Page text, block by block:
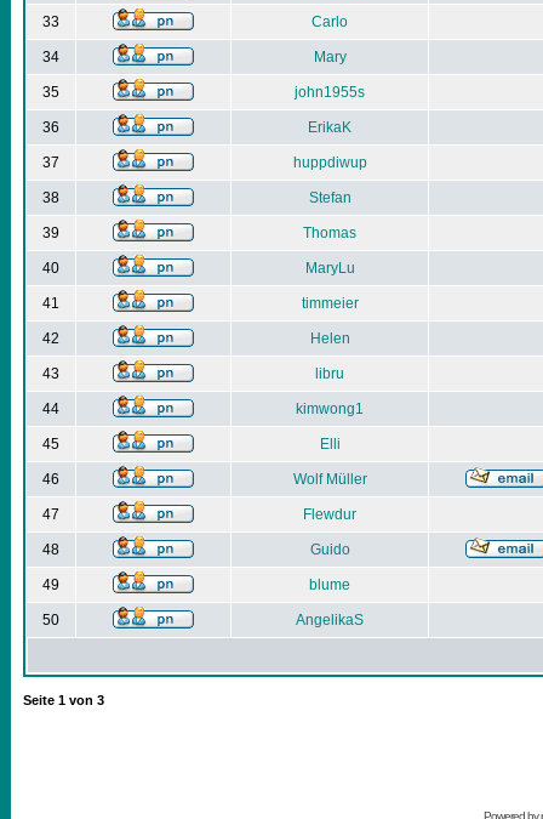
33 Carlo
34 Mary
35 john1955s
36 ErikaK
37 huppdiwup
38 Stefan
39 Thomas
40 MaryLu
41 timmeier
42 Helen
43 libru
44 kimwong1
45 Elli
46 Wolf Müller
47 Flewdur
48 Guido
49 blume
50 AngelikaS
Seite 1 von 3
Powered by